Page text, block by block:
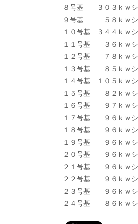
８号基 ３０３ｋｗ
９号基 ５８ｋｗシ
１０号基 ３４４ｋ
１１号基 ３６ｋｗ
１２号基 ７８ｋｗ
１３号基 ８５ｋｗ
１４号基 １０５ｋｗ
１５号基 ８２ｋｗ
１６号基 ９７ｋｗ
１７号基 ９６ｋｗ
１８号基 ９６ｋ
１９号基 ９６ｋｗ
２０号基 ９６ｋ
２１号基 ９６ｋｗ
２２号基 ９６ｋｗ
２３号基 ９６ｋｗ
２４号基 ８６ｋｗ